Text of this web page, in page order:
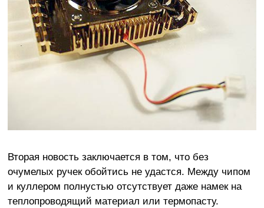
Вторая новость заключается в том, что без
очумелых ручек обойтись не удастся. Между чипом
и куллером полнустью отсутствует даже намек на
теплопроводящий материал или термопасту.